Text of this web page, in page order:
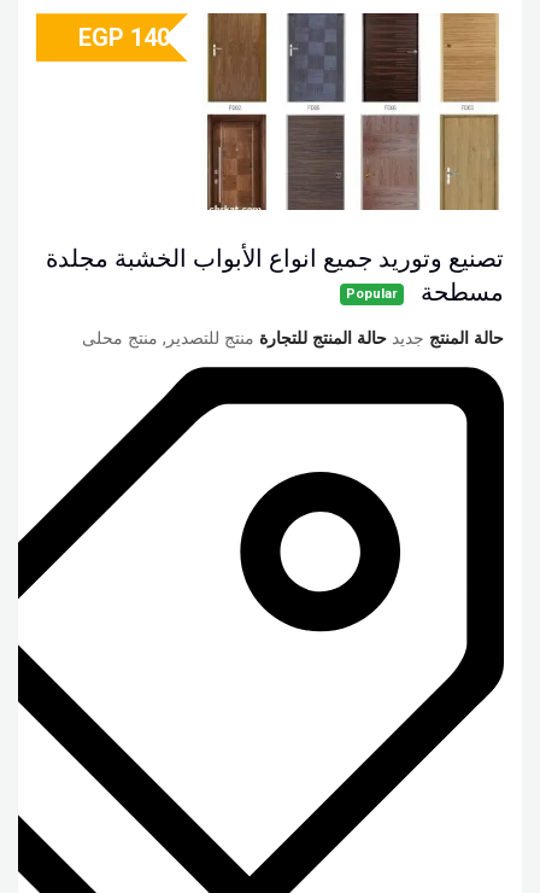
تصنيع وتوريد جميع انواع الأبواب الخشبة مجلدة
مسطحة
Popular
حالة المنتج جديد حالة المنتج للتجارة منتج للتصدير, منتج محلى
EGP 140